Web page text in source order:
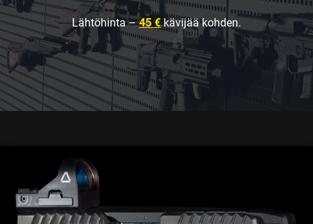
Lähtöhinta –45 €kävijää kohden.
Asseellasi
Ammuntapaketit
PALVELUT
Tapahtumat
Varastointi
Lahjakortit